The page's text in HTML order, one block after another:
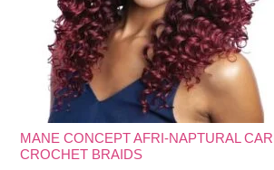
MANE CONCEPT AFRI-NAPTURAL
CROCHET BRAIDS